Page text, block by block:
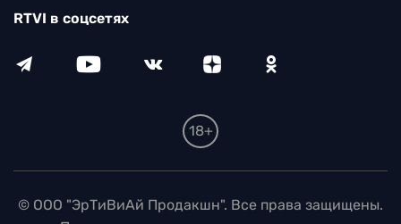
RTVI в соцсетях
18+
© ООО "ЭрТиВиАй Продакшн". Все права защищены.